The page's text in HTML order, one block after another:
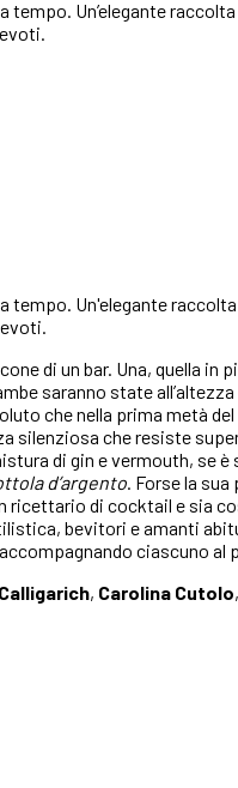
Un’elegante
Un'elegante
di un bar. Una, quella
saranno state
che nella prima metà
silenziosa che resiste
di gin e vermouth, se
d’argento . Forse la
di cocktail e sia
bevitori e amanti
ciascuno
, Carolina Cutolo,